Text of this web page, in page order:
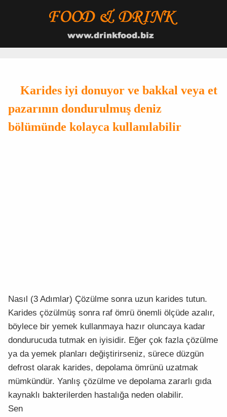
Karides iyi donuyor ve bakkal veya et
pazarının dondurulmuş deniz
bölümünde kolayca kullanılabilir
Nasıl (3 Adımlar) Çözülme sonra uzun karides tutun.
Karides çözülmüş sonra raf ömrü önemli ölçüde azalır,
böylece bir yemek kullanmaya hazır oluncaya kadar
dondurucuda tutmak en iyisidir. Eğer çok fazla çözülme
ya da yemek planları değiştirirseniz, sürece düzgün
defrost olarak karides, depolama ömrünü uzatmak
mümkündür. Yanlış çözülme ve depolama zararlı gıda
kaynaklı bakterilerden hastalığa neden olabilir.
Sen